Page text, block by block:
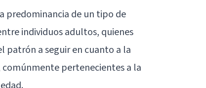
predominancia de un tipo de
individuos adultos, quienes
patrón a seguir en cuanto a la
pertenecientes a la